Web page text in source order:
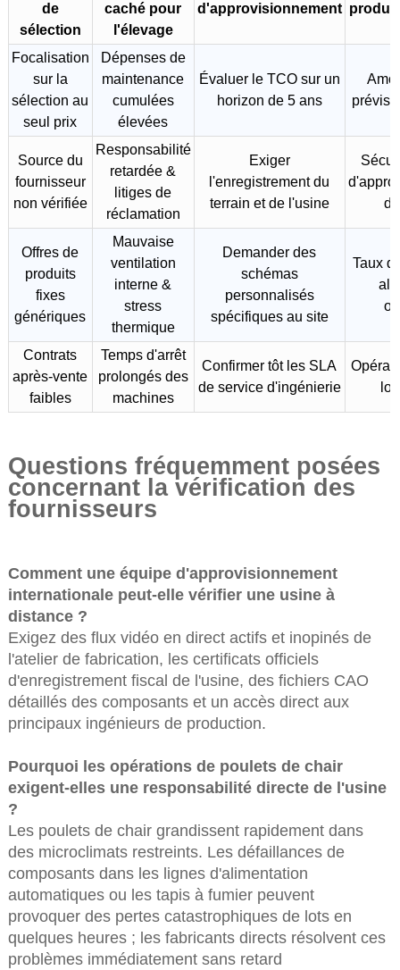
de
sélection
caché pour
l'élevage
d'approvisionnement
Focalisation
sur la
sélection au
seul prix
Dépenses de
maintenance
cumulées
élevées
Évaluer le TCO sur un
horizon de 5 ans
Source du
fournisseur
non vérifiée
Responsabilité
retardée &
litiges de
réclamation
Exiger
l'enregistrement du
terrain et de l'usine
Offres de
produits
fixes
génériques
Mauvaise
ventilation
interne &
stress
thermique
Demander des
schémas
personnalisés
spécifiques au site
Taux
Contrats
après-vente
faibles
Temps d'arrêt
prolongés des
machines
Confirmer tôt les SLA
de service d'ingénierie
Questions fréquemment posées
concernant la vérification des
fournisseurs
Comment une équipe d'approvisionnement
internationale peut-elle vérifier une usine à
distance ?
Exigez des flux vidéo en direct actifs et inopinés de
l'atelier de fabrication, les certificats officiels
d'enregistrement fiscal de l'usine, des fichiers CAO
détaillés des composants et un accès direct aux
principaux ingénieurs de production.
Pourquoi les opérations de poulets de chair
exigent-elles une responsabilité directe de l'usine
?
Les poulets de chair grandissent rapidement dans
des microclimats restreints. Les défaillances de
composants dans les lignes d'alimentation
automatiques ou les tapis à fumier peuvent
provoquer des pertes catastrophiques de lots en
quelques heures ; les fabricants directs résolvent ces
problèmes immédiatement sans retard